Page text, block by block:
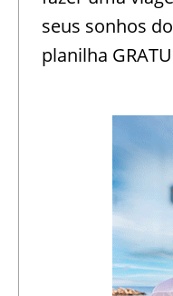
seus sonhos
planilha